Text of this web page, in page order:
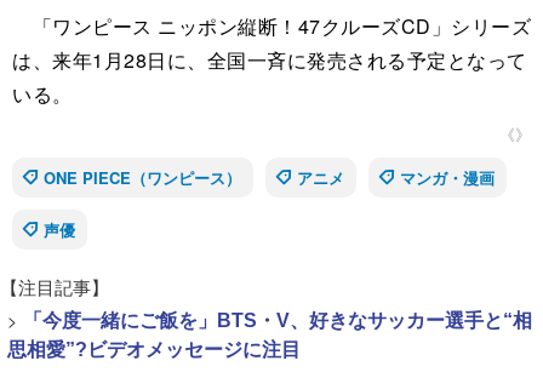
「ワンピース ニッポン縦断！47クルーズCD」シリーズ
は、来年1月28日に、全国一斉に発売される予定となって
いる。
《》
ONE PIECE（ワンピース）
アニメ マンガ・漫画
声優
【注目記事】
>
「今度一緒にご飯を」BTS・V、好きなサッカー選手と“相
思相愛”?ビデオメッセージに注目